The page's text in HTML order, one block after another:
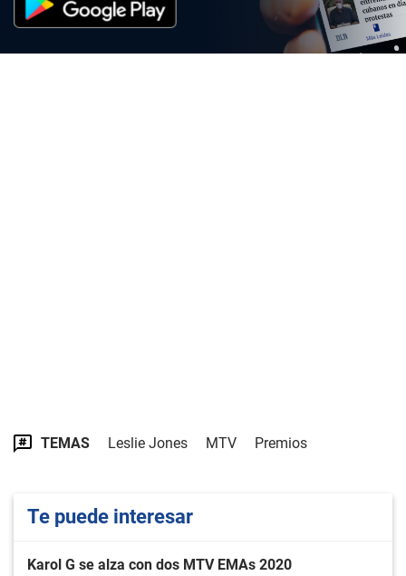
TEMAS Leslie Jones MTV Premios
Te puede interesar
Karol G se alza con dos MTV EMAs 2020